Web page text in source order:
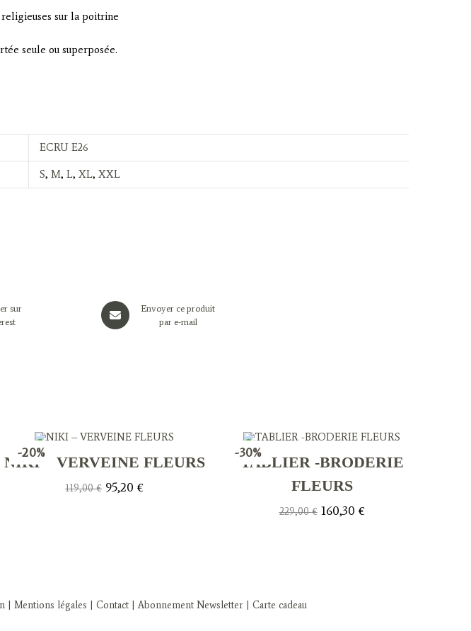
sur la poitrine
seule ou superposée.
ECRU E26
S,M,L,XL,XXL
sur
Opens
in
Envoyer ce produit
par e-mail
-20%
NIKI – VERVEINE FLEURS
119,00€ Le
prix
95,20€
-30%
TABLIER -BRODERIE
FLEURS
229,00€ Le
prix
160,30 €Le
prix
| Mentions légales | Contact | Abonnement Newsletter Carte cadeau